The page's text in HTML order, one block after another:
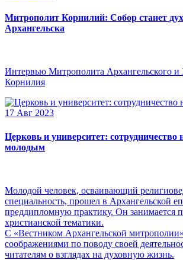
Митрополит Корнилий: Собор станет
Архангельска
Интервью Митрополита Архангельского и
Корнилия
17 Авг 2023
Церковь и университет: сотрудничество
молодым
Молодой человек, осваивающий
специальность, прошел в Архангельской
преддипломную практику. Он занимается
христианской тематики.
С «Вестником Архангельской
соображениями по поводу своей
читателям о взглядах на духовную жизнь.